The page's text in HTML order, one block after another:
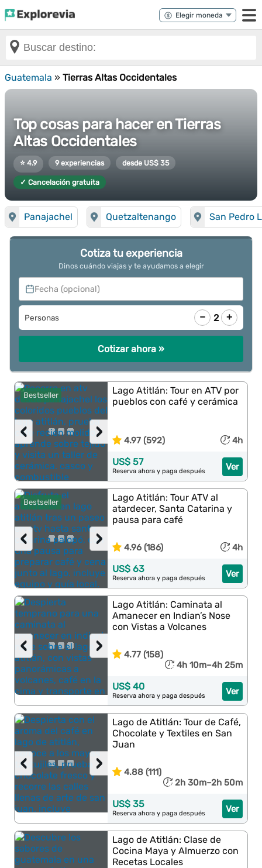
Guatemala » Tierras Altas Occidentales
Top cosas para hacer en Tierras
Altas Occidentales
⭐ 4.9 9 experiencias desde US$ 35
✓ Cancelación gratuita
Panajachel Quetzaltenango San Pedro
Cotiza tu experiencia
Dinos cuándo viajas y te ayudamos a elegir
Fecha (opcional)
Personas − 2 +
Cotizar ahora »
Bestseller
›
‹
Lago Atitlán: Tour en ATV por
pueblos con café y cerámica
4.97 (592) 4h
Ver
US$ 57
Reserva ahora y paga después
Bestseller
›
‹
Lago Atitlán: Tour ATV al
atardecer, Santa Catarina y
pausa para café
4.96 (186) 4h
Ver
US$ 63
Reserva ahora y paga después
›
‹
Lago Atitlán: Caminata al
Amanecer en Indian’s Nose
con Vistas a Volcanes
4.77 (158)
4h 10m–4h 25m
Ver
US$ 40
Reserva ahora y paga después
›
‹
Lago de Atitlán: Tour de Café,
Chocolate y Textiles en San
Juan
4.88 (111)
2h 30m–2h 50m
Ver
US$ 35
Reserva ahora y paga después
Lago de Atitlán: Clase de
Cocina Maya y Almuerzo con
Recetas Locales